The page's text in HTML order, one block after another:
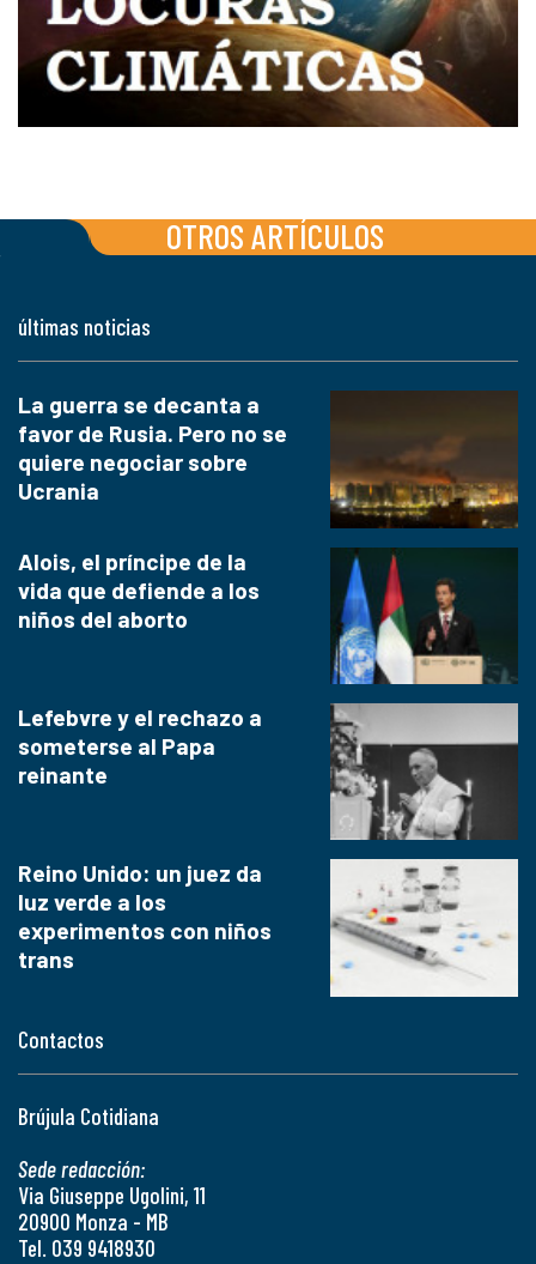
OTROS ARTÍCULOS
Contactos
Brújula Cotidiana
Sede redacción:
Via Giuseppe Ugolini, 11
20900 Monza - MB
Tel. 039 9418930
últimas noticias
La guerra se decanta a
favor de Rusia. Pero no se
quiere negociar sobre
Ucrania
Alois, el príncipe de la
vida que defiende a los
niños del aborto
Lefebvre y el rechazo a
someterse al Papa
reinante
Reino Unido: un juez da
luz verde a los
experimentos con niños
trans